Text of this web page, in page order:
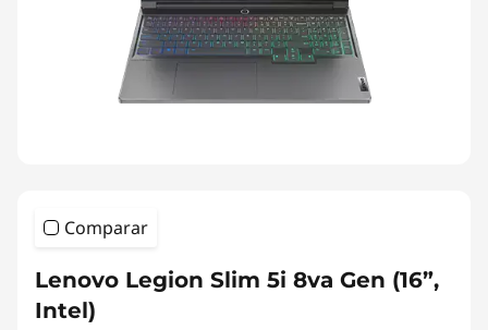
Comparar
Lenovo Legion Slim 5i 8va Gen (16”,
Intel)